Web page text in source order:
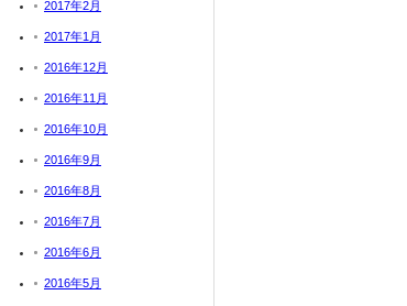
2017年2月
2017年1月
2016年12月
2016年11月
2016年10月
2016年9月
2016年8月
2016年7月
2016年6月
2016年5月